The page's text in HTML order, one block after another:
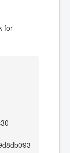
for